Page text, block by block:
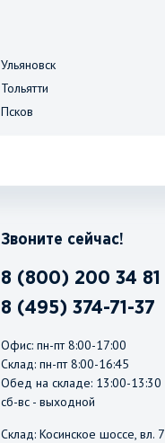
Ульяновск
Тольятти
Псков
Звоните сейчас!
8 (800) 200 34 81
8 (495) 374-71-37
Офис: пн-пт 8:00-17:00
Склад: пн-пт 8:00-16:45
Обед на складе: 13:00-13:30
сб-вс - выходной
Склад: Косинское шоссе, вл. 7